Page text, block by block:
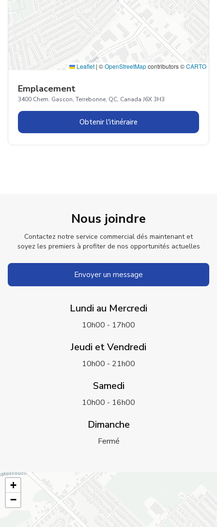
Leaflet | ©OpenStreetMapcontributors ©CARTO
Emplacement
3400 Chem. Gascon, Terrebonne, QC, Canada J6X 3H3
Obtenir l'itinéraire
Nous joindre
Contactez notre service commercial dés maintenant et
soyez les premiers à profiter de nos opportunités actuelles
Envoyer un message
Lundi au Mercredi
10h00 - 17h00
Jeudi et Vendredi
10h00 - 21h00
Samedi
10h00 - 16h00
Dimanche
Fermé
+
−